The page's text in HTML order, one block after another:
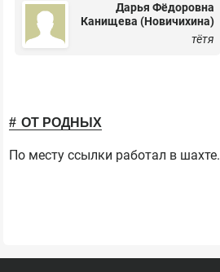
Дарья Фёдоровна
Канищева (Новичихина)
тётя
ОТ РОДНЫХ
По месту ссылки работал в шахте.